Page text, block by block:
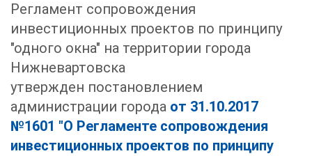
Регламент сопровождения
инвестиционных проектов по принципу
"одного окна" на территории города
Нижневартовска
утвержден постановлением
администрации города от 31.10.2017
№1601 "О Регламенте сопровождения
инвестиционных проектов по принципу